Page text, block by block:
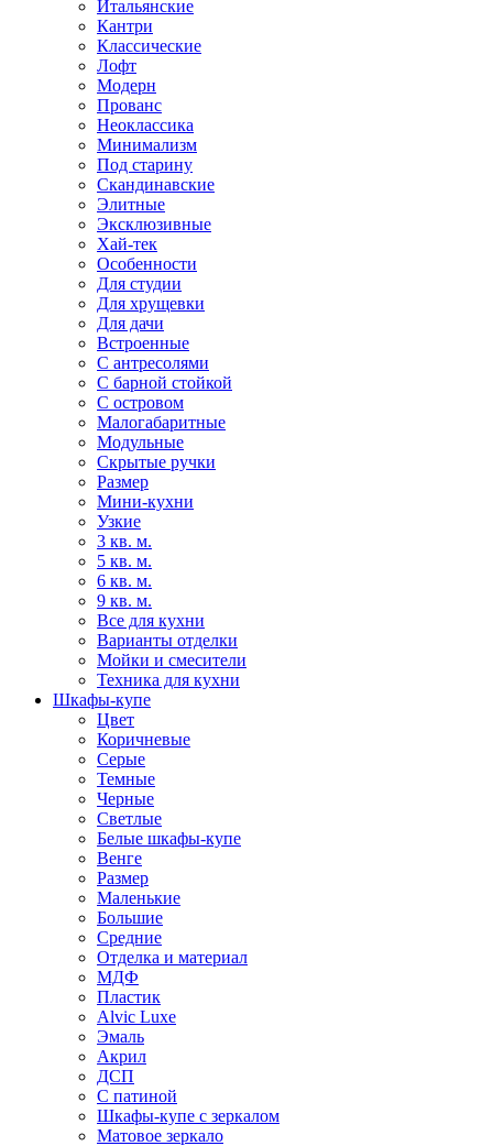
Итальянские
Кантри
Классические
Лофт
Модерн
Прованс
Неоклассика
Минимализм
Под старину
Скандинавские
Элитные
Эксклюзивные
Хай-тек
Особенности
Для студии
Для хрущевки
Для дачи
Встроенные
С антресолями
С барной стойкой
С островом
Малогабаритные
Модульные
Скрытые ручки
Размер
Мини-кухни
Узкие
3 кв. м.
5 кв. м.
6 кв. м.
9 кв. м.
Все для кухни
Варианты отделки
Мойки и смесители
Техника для кухни
Шкафы-купе
Цвет
Коричневые
Серые
Темные
Черные
Светлые
Белые шкафы-купе
Венге
Размер
Маленькие
Большие
Средние
Отделка и материал
МДФ
Пластик
Alvic Luxe
Эмаль
Акрил
ДСП
С патиной
Шкафы-купе с зеркалом
Матовое зеркало